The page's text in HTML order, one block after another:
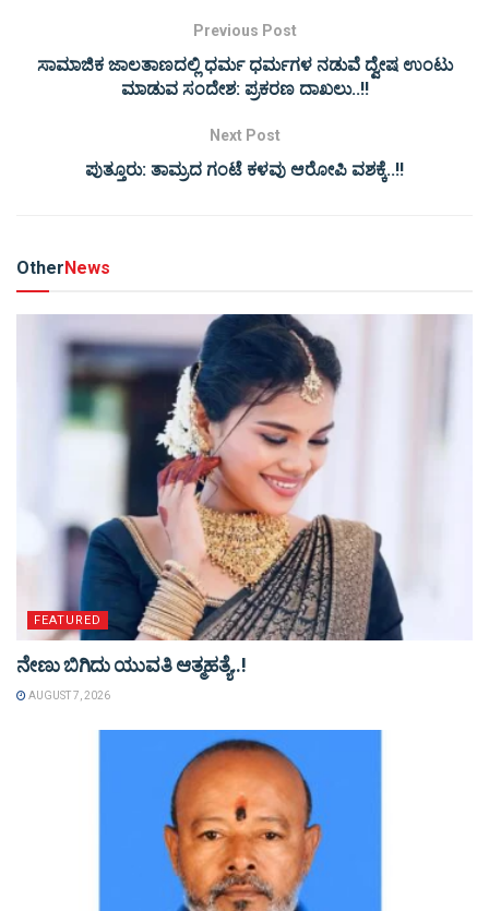
Previous Post
ಸಾಮಾಜಿಕ ಜಾಲತಾಣದಲ್ಲಿ ಧರ್ಮ ಧರ್ಮಗಳ ನಡುವೆ ದ್ವೇಷ ಉಂಟು
ಮಾಡುವ ಸಂದೇಶ: ಪ್ರಕರಣ ದಾಖಲು..!!
Next Post
ಪುತ್ತೂರು: ತಾಮ್ರದ ಗಂಟೆ ಕಳವು ಆರೋಪಿ ವಶಕ್ಕೆ..!!
Other News
FEATURED
ನೇಣು ಬಿಗಿದು ಯುವತಿ ಆತ್ಮಹತ್ಯೆ..!
AUGUST 7, 2026